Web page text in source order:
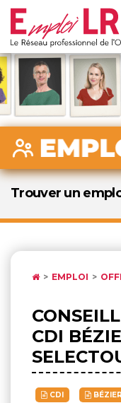
Trouver un
EMPLOI
CDI
CDI